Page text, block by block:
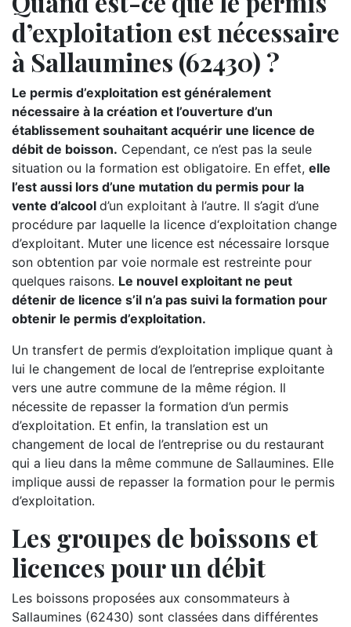
d’exploitation est nécessaire
à Sallaumines (62430) ?
Le permis d’exploitation est généralement
nécessaire à la création et l’ouverture d’un
établissement souhaitant acquérir une licence de
débit de boisson. Cependant, ce n’est pas la seule
situation ou la formation est obligatoire. En effet, elle
l’est aussi lors d’une mutation du permis pour la
vente d’alcool d’un exploitant à l’autre. Il s’agit d’une
procédure par laquelle la licence d‘exploitation change
d’exploitant. Muter une licence est nécessaire lorsque
son obtention par voie normale est restreinte pour
quelques raisons. Le nouvel exploitant ne peut
détenir de licence s’il n’a pas suivi la formation pour
obtenir le permis d’exploitation.
Un transfert de permis d’exploitation implique quant à
lui le changement de local de l’entreprise exploitante
vers une autre commune de la même région. Il
nécessite de repasser la formation d’un permis
d’exploitation. Et enfin, la translation est un
changement de local de l’entreprise ou du restaurant
qui a lieu dans la même commune de Sallaumines. Elle
implique aussi de repasser la formation pour le permis
d’exploitation.
Les groupes de boissons et
licences pour un débit
Les boissons proposées aux consommateurs à
Sallaumines (62430) sont classées dans différentes